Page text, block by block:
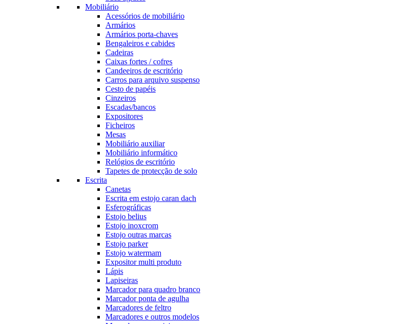
Mobiliário
Acessórios de mobiliário
Armários
Armários porta-chaves
Bengaleiros e cabides
Cadeiras
Caixas fortes / cofres
Candeeiros de escritório
Carros para arquivo suspenso
Cesto de papéis
Cinzeiros
Escadas/bancos
Expositores
Ficheiros
Mesas
Mobiliário auxiliar
Mobiliário informático
Relógios de escritório
Tapetes de protecção de solo
Escrita
Canetas
Escrita em estojo caran dach
Esferográficas
Estojo belius
Estojo inoxcrom
Estojo outras marcas
Estojo parker
Estojo watermam
Expositor multi produto
Lápis
Lapiseiras
Marcador para quadro branco
Marcador ponta de agulha
Marcadores de feltro
Marcadores e outros modelos